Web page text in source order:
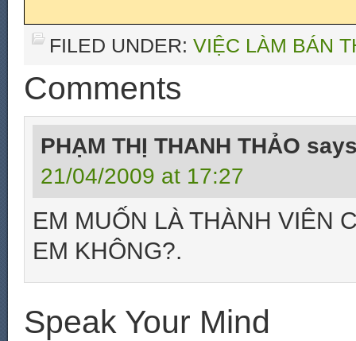
FILED UNDER: VIỆC LÀM BÁN
Comments
PHẠM THỊ THANH THẢO
21/04/2009 at 17:27
EM MUỐN LÀ THÀNH VIÊN
EM KHÔNG?.
Speak Your Mind